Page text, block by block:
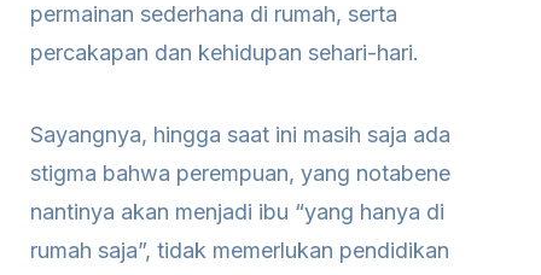
permainan sederhana di rumah, serta
percakapan dan kehidupan sehari-hari.
Sayangnya, hingga saat ini masih saja ada
stigma bahwa perempuan, yang notabene
nantinya akan menjadi ibu “yang hanya di
rumah saja”, tidak memerlukan pendidikan